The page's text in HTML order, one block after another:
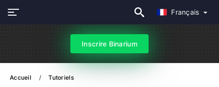
Français
Inscrire Binarium
Accueil Tutoriels